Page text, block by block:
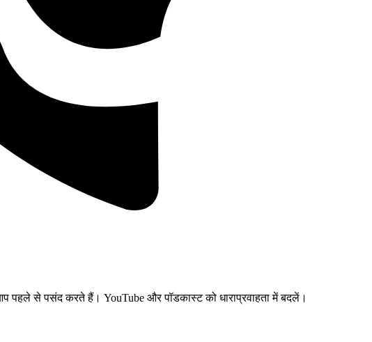
पहले से पसंद करते हैं। YouTube और पॉडकास्ट को धाराप्रवाहता में बदलें।